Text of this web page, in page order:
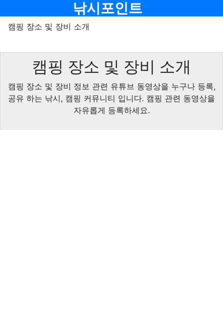
낚시포인트
캠핑 장소 및 장비 소개
캠핑 장소 및 장비 소개
캠핑 장소 및 장비 정보 관련 유튜브 동영상을 누구나 등록,
공유 하는 낚시, 캠핑 커뮤니티 입니다. 캠핑 관련 동영상을
자유롭게 등록하세요.